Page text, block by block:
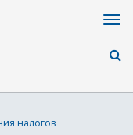
налогов